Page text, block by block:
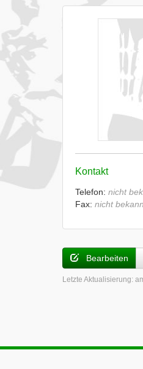
Kontakt
Telefon: nicht
Fax: nicht
Bearbeiten
Letzte Aktualisierung: